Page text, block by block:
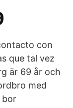
con
que tal vez
är 69 år och
med
bor